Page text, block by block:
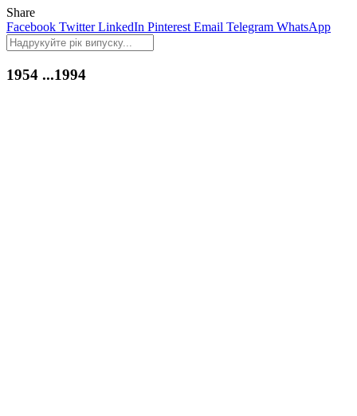
Share
Facebook Twitter LinkedIn Pinterest Email Telegram WhatsApp
1954 ...1994